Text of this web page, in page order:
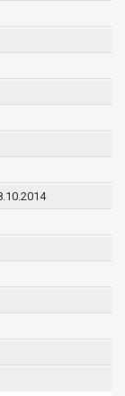
i
której
w
osobowe
i celu
w celu
być
lub